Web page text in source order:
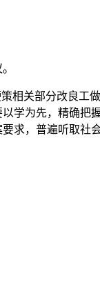
关部分改良工
学为先，精确把
求，普遍听取社